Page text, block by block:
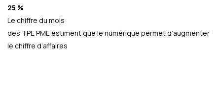
25 %
Le chiffre du mois
des TPE PME estiment que le numérique permet d’augmenter
le chiffre d’affaires